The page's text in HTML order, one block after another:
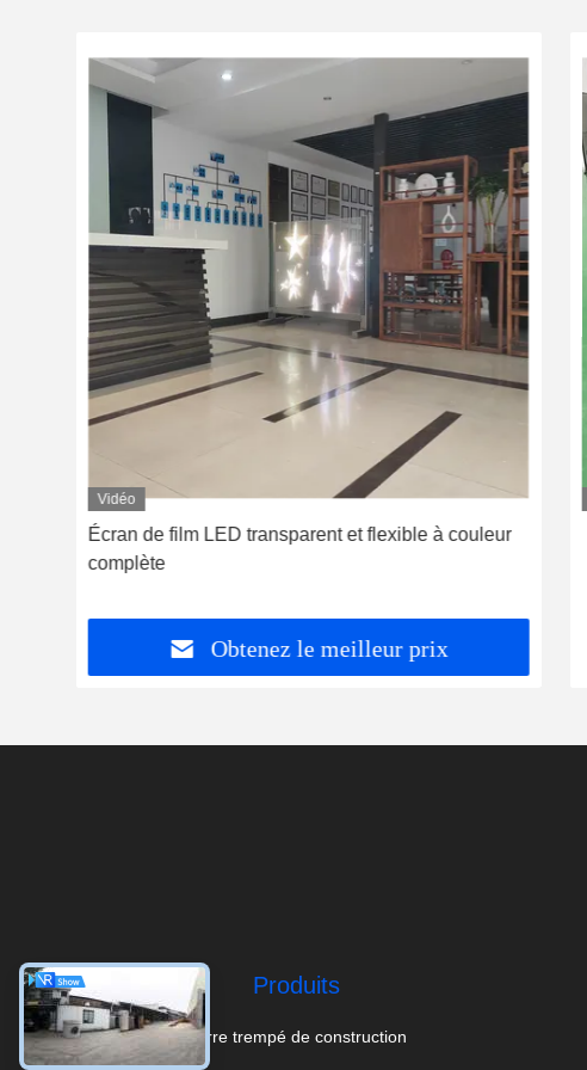
Vidéo
Écran de film LED transparent et flexible à couleur
complète
Obtenez le meilleur prix
Produits
Verre trempé de construction